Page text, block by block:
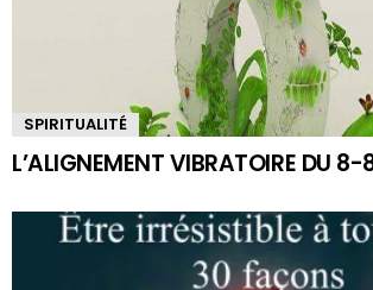
SPIRITUALITÉ
L’ALIGNEMENT VIBRATOIRE DU